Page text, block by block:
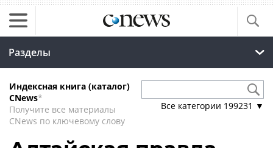
Разделы
Индексная книга (каталог)
CNews*
Получите все материалы
CNews по ключевому слову
Все категории 199231 ▼